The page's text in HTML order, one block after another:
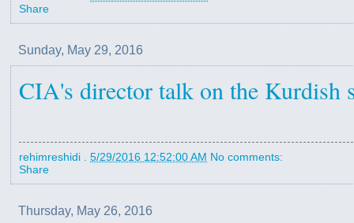
Share
Sunday, May 29, 2016
CIA's director talk on the Kurdish
rehimreshidi 5/29/2016 12:52:00 AM No comments:
Share
Thursday, May 26, 2016